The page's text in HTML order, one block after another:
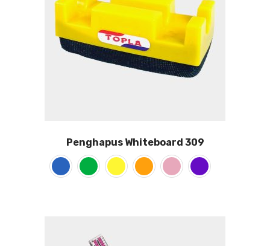
Penghapus Whiteboard 309